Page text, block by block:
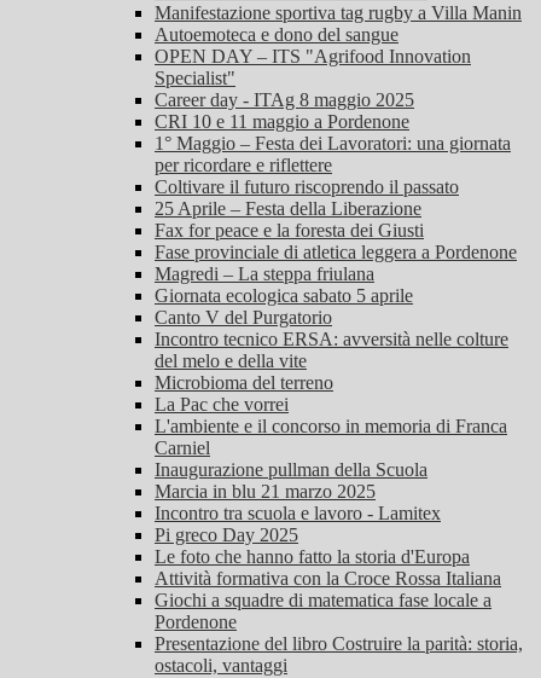
Manifestazione sportiva tag rugby a Villa Manin
Autoemoteca e dono del sangue
OPEN DAY – ITS "Agrifood Innovation
Specialist"
Career day - ITAg 8 maggio 2025
CRI 10 e 11 maggio a Pordenone
1° Maggio – Festa dei Lavoratori: una giornata
per ricordare e riflettere
Coltivare il futuro riscoprendo il passato
25 Aprile – Festa della Liberazione
Fax for peace e la foresta dei Giusti
Fase provinciale di atletica leggera a Pordenone
Magredi – La steppa friulana
Giornata ecologica sabato 5 aprile
Canto V del Purgatorio
Incontro tecnico ERSA: avversità nelle colture
del melo e della vite
Microbioma del terreno
La Pac che vorrei
L'ambiente e il concorso in memoria di Franca
Carniel
Inaugurazione pullman della Scuola
Marcia in blu 21 marzo 2025
Incontro tra scuola e lavoro - Lamitex
Pi greco Day 2025
Le foto che hanno fatto la storia d'Europa
Attività formativa con la Croce Rossa Italiana
Giochi a squadre di matematica fase locale a
Pordenone
Presentazione del libro Costruire la parità: storia,
ostacoli, vantaggi